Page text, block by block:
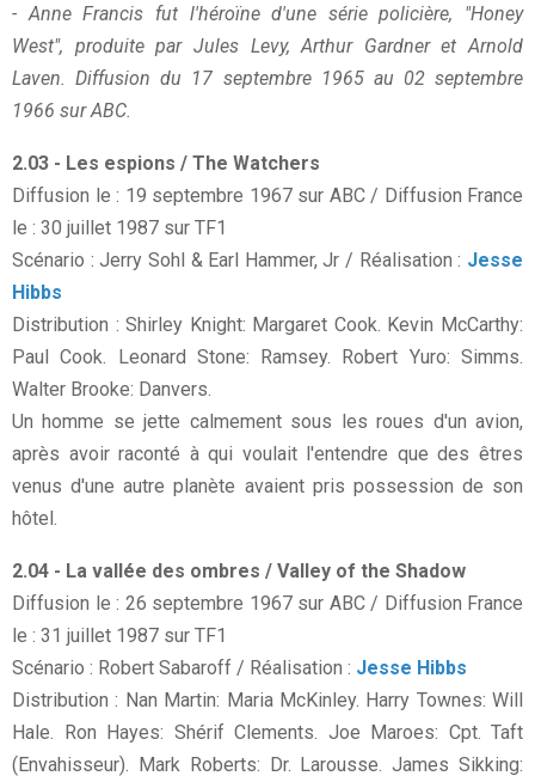
- Anne Francis fut l'héroïne d'une série policière, "Honey
West", produite par Jules Levy, Arthur Gardner et Arnold
Laven. Diffusion du 17 septembre 1965 au 02 septembre
1966 sur ABC.
2.03 - Les espions / The Watchers
Diffusion le : 19 septembre 1967 sur ABC / Diffusion France
le : 30 juillet 1987 sur TF1
Scénario : Jerry Sohl & Earl Hammer, Jr / Réalisation : Jesse
Hibbs
Distribution : Shirley Knight: Margaret Cook. Kevin McCarthy:
Paul Cook. Leonard Stone: Ramsey. Robert Yuro: Simms.
Walter Brooke: Danvers.
Un homme se jette calmement sous les roues d'un avion,
après avoir raconté à qui voulait l'entendre que des êtres
venus d'une autre planète avaient pris possession de son
hôtel.
2.04 - La vallée des ombres / Valley of the Shadow
Diffusion le : 26 septembre 1967 sur ABC / Diffusion France
le : 31 juillet 1987 sur TF1
Scénario : Robert Sabaroff / Réalisation : Jesse Hibbs
Distribution : Nan Martin: Maria McKinley. Harry Townes: Will
Hale. Ron Hayes: Shérif Clements. Joe Maroes: Cpt. Taft
(Envahisseur). Mark Roberts: Dr. Larousse. James Sikking: